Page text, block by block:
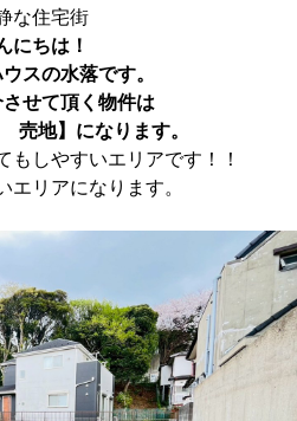
な住宅街
にちは！
スの水落です。
せて頂く物件は
売地】になります。
もしやすいエリアです！！
エリアになります。